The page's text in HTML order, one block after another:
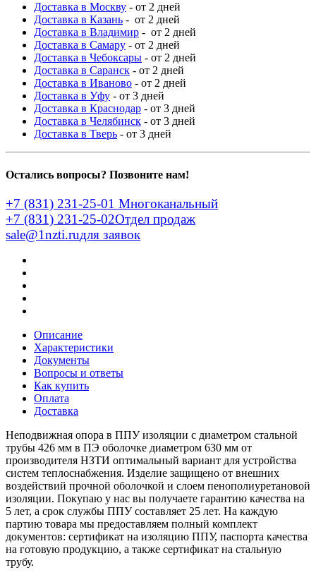
Доставка в Москву - от 2 дней
Доставка в Казань - от 2 дней
Доставка в Владимир - от 2 дней
Доставка в Самару - от 2 дней
Доставка в Чебоксары - от 2 дней
Доставка в Саранск - от 2 дней
Доставка в Иваново - от 2 дней
Доставка в Уфу - от 3 дней
Доставка в Краснодар - от 3 дней
Доставка в Челябинск - от 3 дней
Доставка в Тверь - от 3 дней
Остались вопросы? Позвоните нам!
+7 (831) 231-25-01 Многоканальный
+7 (831) 231-25-02Отдел продаж
sale@1nzti.ruдля заявок
Описание
Характеристики
Документы
Вопросы и ответы
Как купить
Оплата
Доставка
Неподвижная опора в ППУ изоляции с диаметром стальной
трубы 426 мм в ПЭ оболочке диаметром 630 мм от
производителя НЗТИ оптимальный вариант для устройства
систем теплоснабжения. Изделие защищено от внешних
воздействий прочной оболочкой и слоем пенополиуретановой
изоляции. Покупаю у нас вы получаете гарантию качества на
5 лет, а срок службы ППУ составляет 25 лет. На каждую
партию товара мы предоставляем полный комплект
документов: сертификат на изоляцию ППУ, паспорта качества
на готовую продукцию, а также сертификат на стальную
трубу.